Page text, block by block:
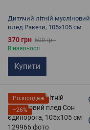
Дитячий літній мусліновий
плед Ракети, 105х105 см
370 грн 500 грн
В наявності
Купити
Розпродаж
−26%